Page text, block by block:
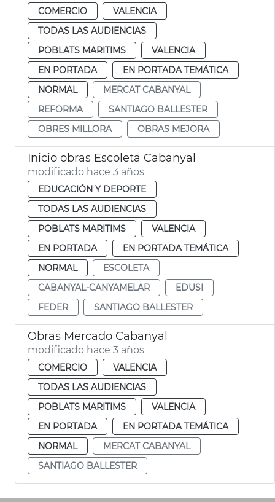
COMERCIO
VALENCIA
TODAS LAS AUDIENCIAS
POBLATS MARITIMS
VALENCIA
EN PORTADA
EN PORTADA TEMÁTICA
NORMAL
MERCAT CABANYAL
REFORMA
SANTIAGO BALLESTER
OBRES MILLORA
OBRAS MEJORA
Inicio obras Escoleta Cabanyal
modificado hace 3 años
EDUCACIÓN Y DEPORTE
TODAS LAS AUDIENCIAS
POBLATS MARITIMS
VALENCIA
EN PORTADA
EN PORTADA TEMÁTICA
NORMAL
ESCOLETA
CABANYAL-CANYAMELAR
EDUSI
FEDER
SANTIAGO BALLESTER
Obras Mercado Cabanyal
modificado hace 3 años
COMERCIO
VALENCIA
TODAS LAS AUDIENCIAS
POBLATS MARITIMS
VALENCIA
EN PORTADA
EN PORTADA TEMÁTICA
NORMAL
MERCAT CABANYAL
SANTIAGO BALLESTER